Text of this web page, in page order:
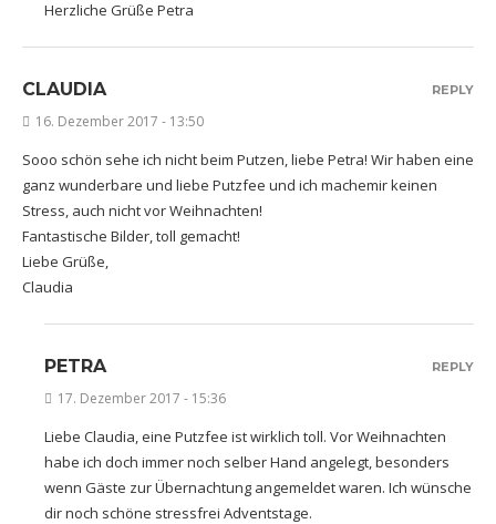
Herzliche Grüße Petra
CLAUDIA
16. Dezember 2017 - 13:50
Sooo schön sehe ich nicht beim Putzen, liebe Petra! Wir haben eine
ganz wunderbare und liebe Putzfee und ich machemir keinen
Stress, auch nicht vor Weihnachten!
Fantastische Bilder, toll gemacht!
Liebe Grüße,
Claudia
REPLY
PETRA
17. Dezember 2017 - 15:36
Liebe Claudia, eine Putzfee ist wirklich toll. Vor Weihnachten
habe ich doch immer noch selber Hand angelegt, besonders
wenn Gäste zur Übernachtung angemeldet waren. Ich wünsche
dir noch schöne stressfrei Adventstage.
REPLY